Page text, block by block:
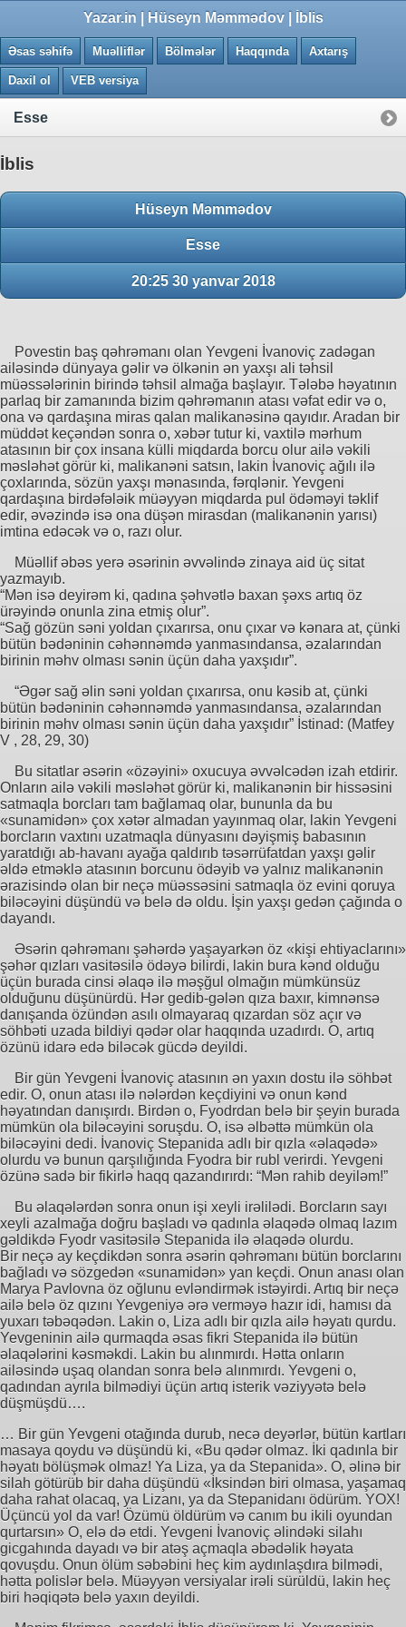
Yazar.in | Hüseyn Məmmədov | İblis
Əsas səhifə Muəlliflər Bölmələr Haqqında Axtarış
Daxil ol VEB versiya
Esse
İblis
Hüseyn Məmmədov
Esse
20:25 30 yanvar 2018
Povestin baş qəhrəmanı olan Yevgeni İvanoviç zadəgan
ailəsində dünyaya gəlir və ölkənin ən yaxşı ali təhsil
müəssələrinin birində təhsil almağa başlayır. Tələbə həyatının
parlaq bir zamanında bizim qəhrəmanın atası vəfat edir və o,
ona və qardaşına miras qalan malikanəsinə qayıdır. Aradan bir
müddət keçəndən sonra o, xəbər tutur ki, vaxtilə mərhum
atasının bir çox insana külli miqdarda borcu olur ailə vəkili
məsləhət görür ki, malikanəni satsın, lakin İvanoviç ağılı ilə
çoxlarında, sözün yaxşı mənasında, fərqlənir. Yevgeni
qardaşına birdəfələik müəyyən miqdarda pul ödəməyi təklif
edir, əvəzində isə ona düşən mirasdan (malikanənin yarısı)
imtina edəcək və o, razı olur.
Müəllif əbəs yerə əsərinin əvvəlində zinaya aid üç sitat
yazmayıb.
“Mən isə deyirəm ki, qadına şəhvətlə baxan şəxs artıq öz
ürəyində onunla zina etmiş olur”.
“Sağ gözün səni yoldan çıxarırsa, onu çıxar və kənara at, çünki
bütün bədəninin cəhənnəmdə yanmasındansa, əzalarından
birinin məhv olması sənin üçün daha yaxşıdır”.
“Əgər sağ əlin səni yoldan çıxarırsa, onu kəsib at, çünki
bütün bədəninin cəhənnəmdə yanmasındansa, əzalarından
birinin məhv olması sənin üçün daha yaxşıdır” İstinad: (Matfey
V , 28, 29, 30)
Bu sitatlar əsərin «özəyini» oxucuya əvvəlcədən izah etdirir.
Onların ailə vəkili məsləhət görür ki, malikanənin bir hissəsini
satmaqla borcları tam bağlamaq olar, bununla da bu
«sunamidən» çox xətər almadan yayınmaq olar, lakin Yevgeni
borcların vaxtını uzatmaqla dünyasını dəyişmiş babasının
yaratdığı ab-havanı ayağa qaldırıb təsərrüfatdan yaxşı gəlir
əldə etməklə atasının borcunu ödəyib və yalnız malikanənin
ərazisində olan bir neçə müəssəsini satmaqla öz evini qoruya
biləcəyini düşündü və belə də oldu. İşin yaxşı gedən çağında o
dayandı.
Əsərin qəhrəmanı şəhərdə yaşayarkən öz «kişi ehtiyaclarını»
şəhər qızları vasitəsilə ödəyə bilirdi, lakin bura kənd olduğu
üçün burada cinsi əlaqə ilə məşğul olmağın mümkünsüz
olduğunu düşünürdü. Hər gedib-gələn qıza baxır, kimnənsə
danışanda özündən asılı olmayaraq qızardan söz açır və
söhbəti uzada bildiyi qədər olar haqqında uzadırdı. O, artıq
özünü idarə edə biləcək gücdə deyildi.
Bir gün Yevgeni İvanoviç atasının ən yaxın dostu ilə söhbət
edir. O, onun atası ilə nələrdən keçdiyini və onun kənd
həyatından danışırdı. Birdən o, Fyodrdan belə bir şeyin burada
mümkün ola biləcəyini soruşdu. O, isə əlbəttə mümkün ola
biləcəyini dedi. İvanoviç Stepanida adlı bir qızla «əlaqədə»
olurdu və bunun qarşılığında Fyodra bir rubl verirdi. Yevgeni
özünə sadə bir fikirlə haqq qazandırırdı: “Mən rahib deyiləm!”
Bu əlaqələrdən sonra onun işi xeyli irəlilədi. Borcların sayı
xeyli azalmağa doğru başladı və qadınla əlaqədə olmaq lazım
gəldikdə Fyodr vasitəsilə Stepanida ilə əlaqədə olurdu.
Bir neçə ay keçdikdən sonra əsərin qəhrəmanı bütün borclarını
bağladı və sözgedən «sunamidən» yan keçdi. Onun anası olan
Marya Pavlovna öz oğlunu evləndirmək istəyirdi. Artıq bir neçə
ailə belə öz qızını Yevgeniyə ərə verməyə hazır idi, hamısı da
yuxarı təbəqədən. Lakin o, Liza adlı bir qızla ailə həyatı qurdu.
Yevgeninin ailə qurmaqda əsas fikri Stepanida ilə bütün
əlaqələrini kəsməkdi. Lakin bu alınmırdı. Hətta onların
ailəsində uşaq olandan sonra belə alınmırdı. Yevgeni o,
qadından ayrıla bilmədiyi üçün artıq isterik vəziyyətə belə
düşmüşdü….
… Bir gün Yevgeni otağında durub, necə deyərlər, bütün kartları
masaya qoydu və düşündü ki, «Bu qədər olmaz. İki qadınla bir
həyatı bölüşmək olmaz! Ya Liza, ya da Stepanida». O, əlinə bir
silah götürüb bir daha düşündü «İksindən biri olmasa, yaşamaq
daha rahat olacaq, ya Lizanı, ya da Stepanidanı ödürüm. YOX!
Üçüncü yol da var! Özümü öldürüm və canım bu ikili oyundan
qurtarsın» O, elə də etdi. Yevgeni İvanoviç əlindəki silahı
gicgahında dayadı və bir atəş açmaqla əbədəlik həyata
qovuşdu. Onun ölüm səbəbini heç kim aydınlaşdıra bilmədi,
hətta polislər belə. Müəyyən versiyalar irəli sürüldü, lakin heç
biri həqiqətə belə yaxın deyildi.